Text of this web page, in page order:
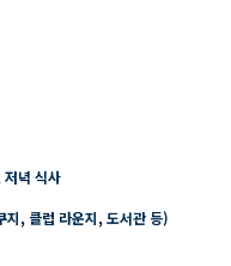
저녁 식사
지, 클럽 라운지, 도서관 등)